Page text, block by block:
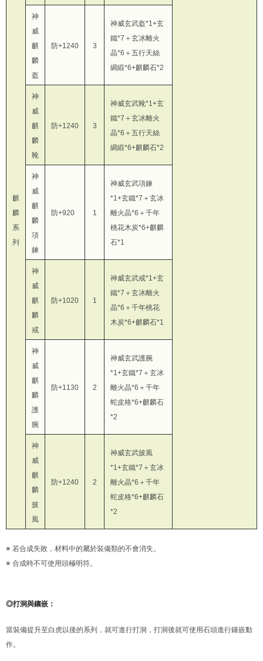
麒
麟
系
列
神
威
麒
麟
盔
防+1240 3
神威玄武盔*1+玄
鐵*7＋玄冰離火
晶*6＋五行天絲
綢緞*6+麒麟石*2
神
威
麒
麟
靴
防+1240 3
神威玄武靴*1+玄
鐵*7＋玄冰離火
晶*6＋五行天絲
綢緞*6+麒麟石*2
神
威
麒
麟
項
鍊
防+920 1
神威玄武項鍊
*1+玄鐵*7＋玄冰
離火晶*6＋千年
桃花木炭*6+麒麟
石*1
神
威
麒
麟
戒
防+1020 1
神威玄武戒*1+玄
鐵*7＋玄冰離火
晶*6＋千年桃花
木炭*6+麒麟石*1
神
威
麒
麟
護
腕
防+1130 2
神威玄武護腕
*1+玄鐵*7＋玄冰
離火晶*6＋千年
蛇皮格*6+麒麟石
*2
神
威
麒
麟
披
風
防+1240 2
神威玄武披風
*1+玄鐵*7＋玄冰
離火晶*6＋千年
蛇皮格*6+麒麟石
*2
※ 若合成失敗，材料中的屬於裝備類的不會消失。
※ 合成時不可使用頭極明符。
◎打洞與鑲嵌：
當裝備提升至白虎以後的系列，就可進行打洞，打洞後就可使用石頭進行鑲嵌動
作。